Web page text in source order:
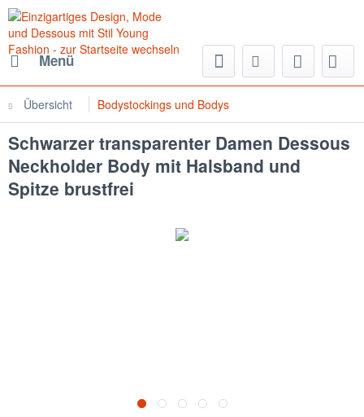
Menü
Übersicht Bodystockings und Bodys
Schwarzer transparenter Damen Dessous
Neckholder Body mit Halsband und
Spitze brustfrei